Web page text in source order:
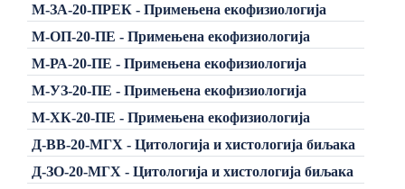
М-ЗА-20-ПРЕК - Примењена екофизиологија
М-ОП-20-ПЕ - Примењена екофизиологија
М-РА-20-ПЕ - Примењена екофизиологија
М-УЗ-20-ПЕ - Примењена екофизиологија
М-ХК-20-ПЕ - Примењена екофизиологија
Д-ВВ-20-МГХ - Цитологија и хистологија биљака
Д-ЗО-20-МГХ - Цитологија и хистологија биљака